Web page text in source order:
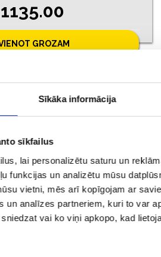
Sīkāka informācija
sīkfailus
lai personalizētu saturu un
funkcijas un analizētu mūsu
vietni, mēs arī kopīgojam ar
un analīzes partneriem, kuri to var
vai ko viņi apkopo, kad
GROZAM
Gredzens ar kultivētam pērlem 2350-5261